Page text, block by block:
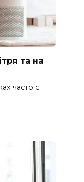
та на
часто є